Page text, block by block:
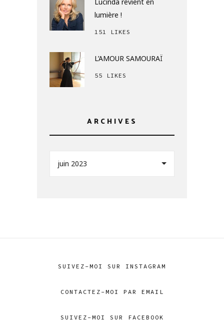
lumière !
151 LIKES
L’AMOUR SAMOURAÏ
55 LIKES
ARCHIVES
juin 2023
SUIVEZ-MOI SUR INSTAGRAM
CONTACTEZ-MOI PAR EMAIL
SUIVEZ-MOI SUR FACEBOOK